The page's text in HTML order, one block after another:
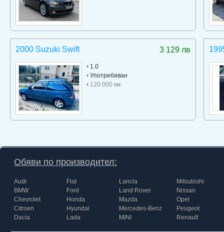
3 129 лв
2000 Suzuki Swift
• 1.0
• Употребяван
• 120 000 км
Обяви по производител:
Audi
BMW
Chevrolet
Citroen
Dacia
Fiat
Ford
Honda
Hyundai
Lada
Lancia
Land Rover
Mazda
Mercedes-Benz
MINI
Mitsubishi
Nissan
Opel
Peugeot
Renault